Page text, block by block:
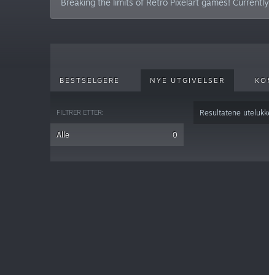
Breaking the limits of Retro Pixelart games!
BESTSELGERE NYE UTGIVELSER
FILTRER ETTER:
Alle 0
Resultatene